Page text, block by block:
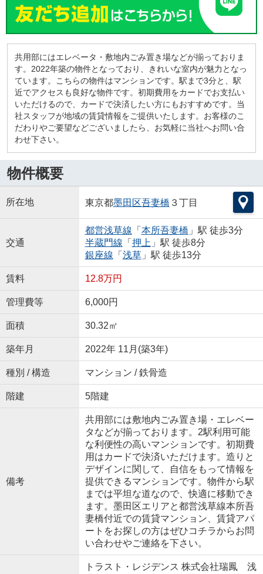
共用部にはエレベータ・敷地内ごみ置き場などが揃っておりま
す。2022年築の物件となっており、きれいな室内が魅力となっ
ています。こちらの物件はマンションです。駅まで3分と、駅
近でアクセスも良好な物件です。初期費用をカードでお支払い
いただけるので、カードで決済したい方にもおすすめです。当
社スタッフが地域の賃貸情報をご提供いたします。お客様のこ
だわりやご要望などございましたら、お気軽に当社へお問い合
わせ下さい。
物件概要
所在地 東京都墨田区吾妻橋 ３丁目
交通
都営浅草線 「 本所吾妻橋 」駅 徒歩3分
半蔵門線 「 押上」駅 徒歩8分
銀座線 「 浅草」駅 徒歩13分
賃料 12.8万円
管理費等 6,000円
面積 30.32㎡
築年月 2022年 11月(築3年)
種別 / 構造 マンション / 鉄骨造
階建 5階建
備考
共用部には敷地内ごみ置き場・エレベー
タなどが揃っております。2駅利用可能
な利便性の高いマンションです。初期費
用はカードで決済いただけます。造りと
デザインに関して、自信をもって情報を
提供できるマンションです。物件から駅
までは平坦な道なので、快適に移動でき
ます。墨田区エリアと都営浅草線本所吾
妻橋付近での賃貸マンション、賃貸アパ
ートをお探しの方はぜひコチラからお問
い合わせやご連絡を下さい。
トラスト・レジデンス 株式会社瑞鳳 浅